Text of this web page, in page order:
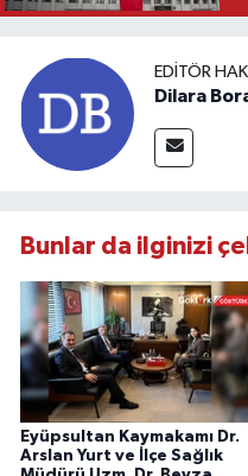
EDITÖR
Dilara
Bunlar da ilginizi
Eyüpsultan Kaymakamı Dr.
Arslan Yurt ve İlçe Sağlık